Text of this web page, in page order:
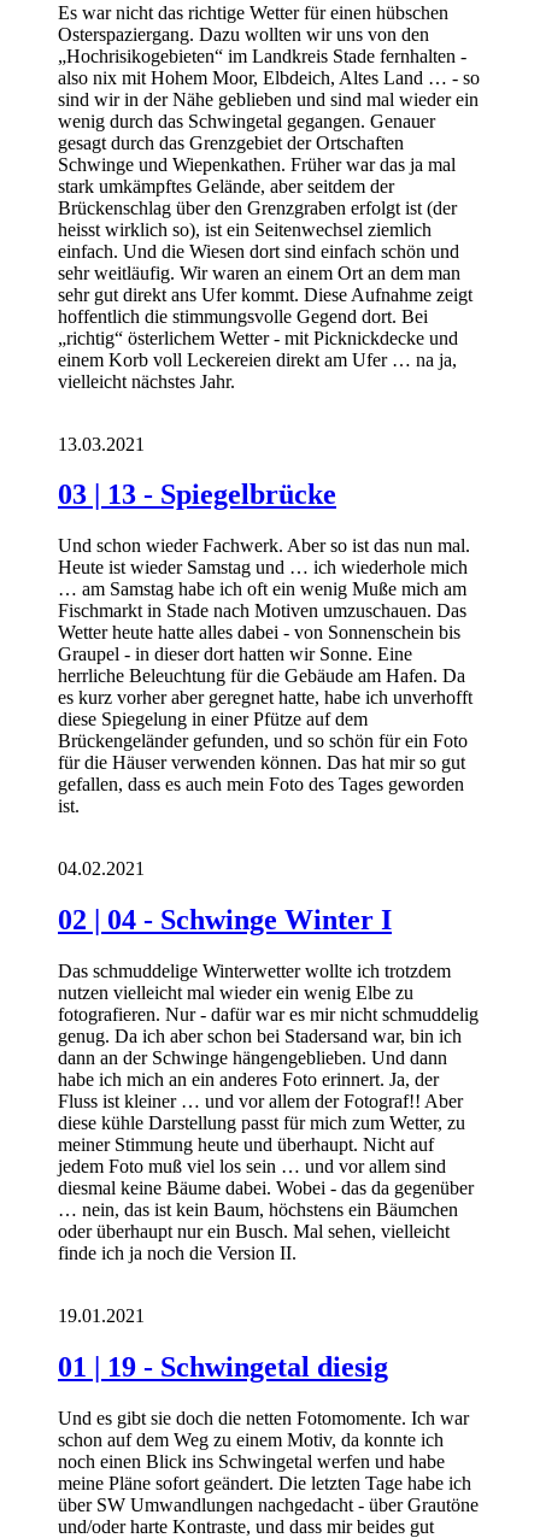
Es war nicht das richtige Wetter für einen hübschen
Osterspaziergang. Dazu wollten wir uns von den
„Hochrisikogebieten“ im Landkreis Stade fernhalten -
also nix mit Hohem Moor, Elbdeich, Altes Land … - so
sind wir in der Nähe geblieben und sind mal wieder ein
wenig durch das Schwingetal gegangen. Genauer
gesagt durch das Grenzgebiet der Ortschaften
Schwinge und Wiepenkathen. Früher war das ja mal
stark umkämpftes Gelände, aber seitdem der
Brückenschlag über den Grenzgraben erfolgt ist (der
heisst wirklich so), ist ein Seitenwechsel ziemlich
einfach. Und die Wiesen dort sind einfach schön und
sehr weitläufig. Wir waren an einem Ort an dem man
sehr gut direkt ans Ufer kommt. Diese Aufnahme zeigt
hoffentlich die stimmungsvolle Gegend dort. Bei
„richtig“ österlichem Wetter - mit Picknickdecke und
einem Korb voll Leckereien direkt am Ufer … na ja,
vielleicht nächstes Jahr.
13.03.2021
03 | 13 - Spiegelbrücke
Und schon wieder Fachwerk. Aber so ist das nun mal.
Heute ist wieder Samstag und … ich wiederhole mich
… am Samstag habe ich oft ein wenig Muße mich am
Fischmarkt in Stade nach Motiven umzuschauen. Das
Wetter heute hatte alles dabei - von Sonnenschein bis
Graupel - in dieser dort hatten wir Sonne. Eine
herrliche Beleuchtung für die Gebäude am Hafen. Da
es kurz vorher aber geregnet hatte, habe ich unverhofft
diese Spiegelung in einer Pfütze auf dem
Brückengeländer gefunden, und so schön für ein Foto
für die Häuser verwenden können. Das hat mir so gut
gefallen, dass es auch mein Foto des Tages geworden
ist.
04.02.2021
02 | 04 - Schwinge Winter I
Das schmuddelige Winterwetter wollte ich trotzdem
nutzen vielleicht mal wieder ein wenig Elbe zu
fotografieren. Nur - dafür war es mir nicht schmuddelig
genug. Da ich aber schon bei Stadersand war, bin ich
dann an der Schwinge hängengeblieben. Und dann
habe ich mich an ein anderes Foto erinnert. Ja, der
Fluss ist kleiner … und vor allem der Fotograf!! Aber
diese kühle Darstellung passt für mich zum Wetter, zu
meiner Stimmung heute und überhaupt. Nicht auf
jedem Foto muß viel los sein … und vor allem sind
diesmal keine Bäume dabei. Wobei - das da gegenüber
… nein, das ist kein Baum, höchstens ein Bäumchen
oder überhaupt nur ein Busch. Mal sehen, vielleicht
finde ich ja noch die Version II.
19.01.2021
01 | 19 - Schwingetal diesig
Und es gibt sie doch die netten Fotomomente. Ich war
schon auf dem Weg zu einem Motiv, da konnte ich
noch einen Blick ins Schwingetal werfen und habe
meine Pläne sofort geändert. Die letzten Tage habe ich
über SW Umwandlungen nachgedacht - über Grautöne
und/oder harte Kontraste, und dass mir beides gut